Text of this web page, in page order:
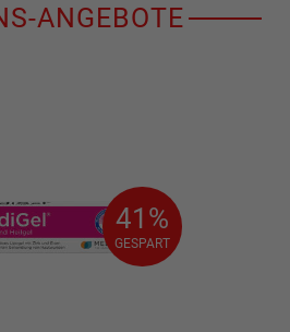
ANGEBOTE
41%
GESPART
41%
GESPART